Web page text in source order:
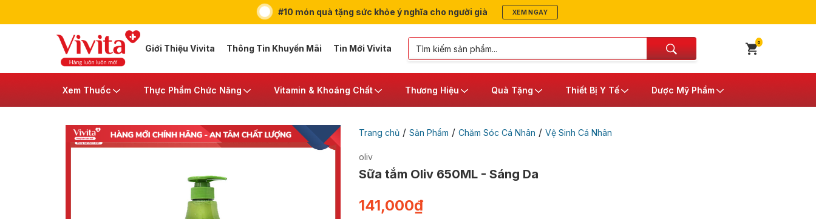
#10 món quà tặng sức khỏe ý nghĩa cho người già XEM NGAY
Giới Thiệu Vivita Thông Tin Khuyến Mãi Tin Mới Vivita
0
Xem Thuốc Thực Phẩm Chức Năng Vitamin & Khoáng Chất Thương Hiệu Quà Tặng Thiết Bị Y Tế Dược Mỹ Phẩm
Trang chủ/ Sản Phẩm / Chăm Sóc Cá Nhân / Vệ Sinh Cá Nhân
oliv
Sữa tắm Oliv 650ML - Sáng Da
141,000₫